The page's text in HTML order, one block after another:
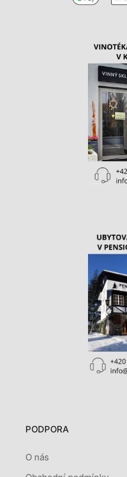
PODPORA
O nás